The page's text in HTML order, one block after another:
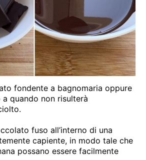
fondente a bagnomaria oppure
quando non risulterà
fuso all’interno di una
capiente, in modo tale che
possano essere facilmente